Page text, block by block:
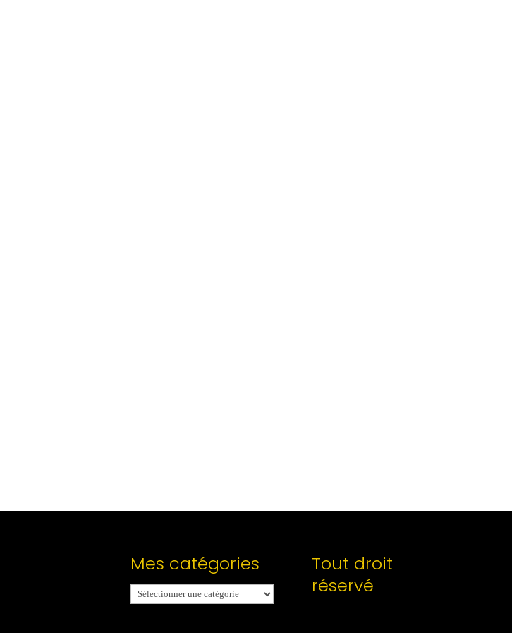
Mes catégories
Mes
catégories
Tout droit
réservé